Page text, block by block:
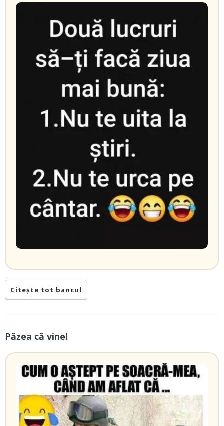
Citește tot bancul
Păzea că vine!